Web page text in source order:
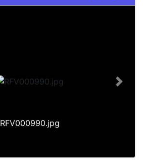
RFV000990.jpg
Next